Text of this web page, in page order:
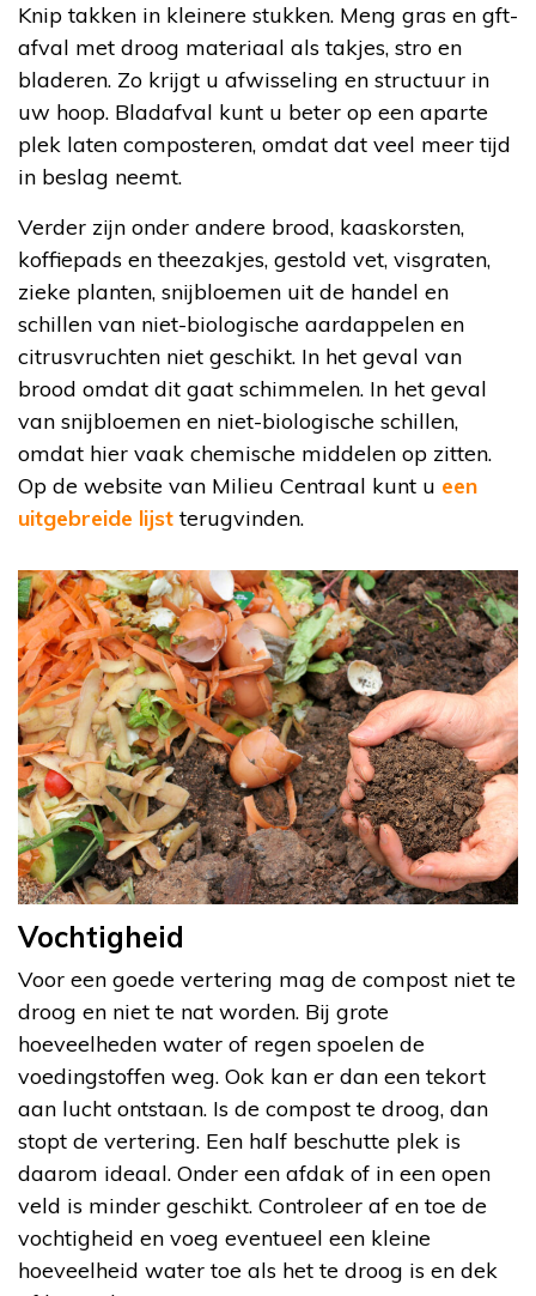
Knip takken in kleinere stukken. Meng gras en gft-
afval met droog materiaal als takjes, stro en
bladeren. Zo krijgt u afwisseling en structuur in
uw hoop. Bladafval kunt u beter op een aparte
plek laten composteren, omdat dat veel meer tijd
in beslag neemt.
Verder zijn onder andere brood, kaaskorsten,
koffiepads en theezakjes, gestold vet, visgraten,
zieke planten, snijbloemen uit de handel en
schillen van niet-biologische aardappelen en
citrusvruchten niet geschikt. In het geval van
brood omdat dit gaat schimmelen. In het geval
van snijbloemen en niet-biologische schillen,
omdat hier vaak chemische middelen op zitten.
Op de website van Milieu Centraal kunt u een
uitgebreide lijstterugvinden.
Vochtigheid
Voor een goede vertering mag de compost niet te
droog en niet te nat worden. Bij grote
hoeveelheden water of regen spoelen de
voedingstoffen weg. Ook kan er dan een tekort
aan lucht ontstaan. Is de compost te droog, dan
stopt de vertering. Een half beschutte plek is
daarom ideaal. Onder een afdak of in een open
veld is minder geschikt. Controleer af en toe de
vochtigheid en voeg eventueel een kleine
hoeveelheid water toe als het te droog is en dek